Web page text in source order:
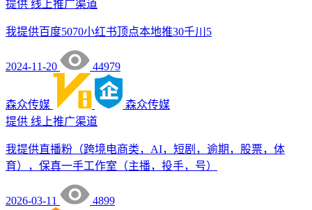
提供 线上推广渠道
我提供百度5070小红书顶点本地推30千川5
2024-11-20 44979
森众传媒
森众传媒
提供 线上推广渠道
我提供直播粉（跨境电商类，AI，短剧，逾期，股票，体
育），保真一手工作室（主播，投手，号）
2026-03-11 4899